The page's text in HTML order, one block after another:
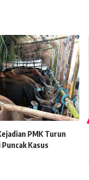
PMK Turun
Kasus